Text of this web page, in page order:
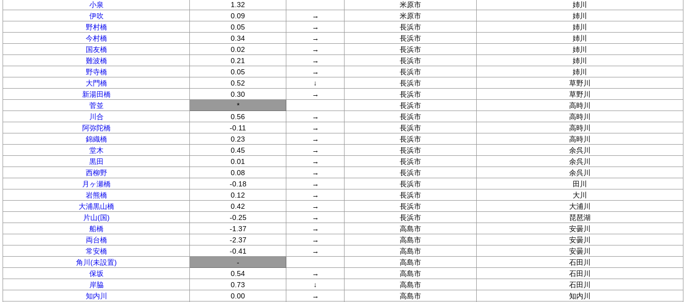
小泉
1.32 米原市
姉川
伊吹
0.09 → 米原市
姉川
野村橋
0.05 → 長浜市
姉川
今村橋
0.34 → 長浜市
姉川
国友橋
0.02 → 長浜市
姉川
難波橋
0.21 → 長浜市
姉川
野寺橋
0.05 → 長浜市
姉川
大門橋
0.52 ↓ 長浜市
草野川
新湯田橋
0.30 → 長浜市
草野川
菅並
* 長浜市
高時川
川合
0.56 → 長浜市
高時川
阿弥陀橋
-0.11 → 長浜市
高時川
錦織橋
0.23 → 長浜市
高時川
堂木
0.45 → 長浜市
余呉川
黒田
0.01 → 長浜市
余呉川
西柳野
0.08 → 長浜市
余呉川
月ヶ瀬橋
-0.18 → 長浜市
田川
岩熊橋
0.12 → 長浜市
大川
大浦黒山橋
0.42 → 長浜市
大浦川
片山(国)
-0.25 → 長浜市
琵琶湖
船橋
-1.37 → 高島市
安曇川
両台橋
-2.37 → 高島市
安曇川
常安橋
-0.41 → 高島市
安曇川
角川(未設置)
- 高島市
石田川
保坂
0.54 → 高島市
石田川
岸脇
0.73 ↓ 高島市
石田川
知内川
0.00 → 高島市
知内川